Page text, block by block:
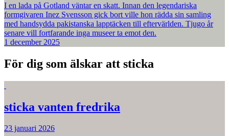
I en lada på Gotland väntar en skatt. Innan den legendariska
formgivaren Inez Svensson gick bort ville hon rädda sin samling
med handsydda pakistanska lapptäcken till eftervärlden. Tjugo år
senare vill fortfarande inga museer ta emot den.
1 december 2025
För dig som älskar att sticka
sticka vanten fredrika
23 januari 2026